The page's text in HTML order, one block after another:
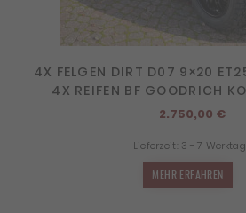
4X FELGEN DIRT D07 9×20
4X REIFEN BF GOODRICH
2.750,00 €
Lieferzeit: 3 - 7
MEHR ERFAHREN